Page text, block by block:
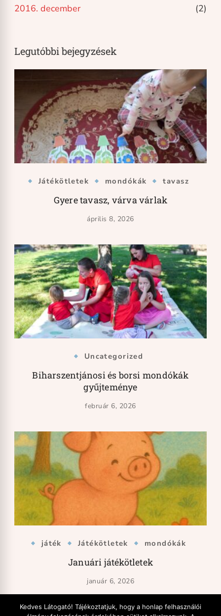
2016. december (2)
Legutóbbi bejegyzések
Játékötletek mondókák tavasz
Gyere tavasz, várva várlak
április 8, 2026
Uncategorized
Biharszentjánosi és borsi mondókák
gyűjteménye
február 6, 2026
játék Játékötletek mondókák
Januári játékötletek
január 6, 2026
Kedves Látogató! Tájékoztatjuk, hogy a honlap felhasználói